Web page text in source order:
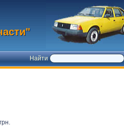
Найти
грн.